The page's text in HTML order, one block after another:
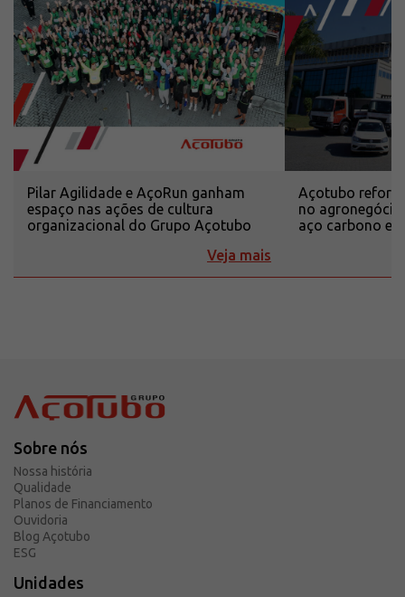
Pilar Agilidade e AçoRun ganham
espaço nas ações de cultura
organizacional do Grupo Açotubo
Veja mais
Açotubo
no
aço carbono e
Sobre nós
Nossa história
Qualidade
Planos de Financiamento
Ouvidoria
Blog Açotubo
ESG
Unidades